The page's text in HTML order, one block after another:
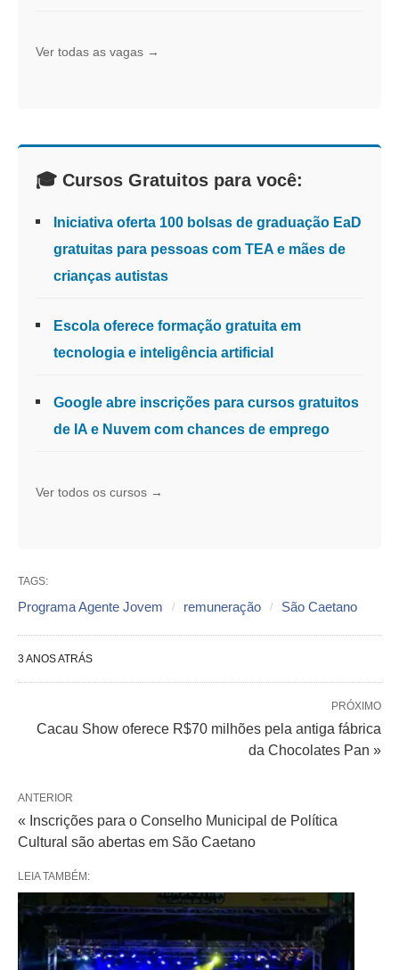
Ver todas as vagas →
🎓 Cursos Gratuitos para você:
Iniciativa oferta 100 bolsas de graduação EaD
gratuitas para pessoas com TEA e mães de
crianças autistas
Escola oferece formação gratuita em
tecnologia e inteligência artificial
Google abre inscrições para cursos gratuitos
de IA e Nuvem com chances de emprego
Ver todos os cursos →
TAGS:
Programa Agente Jovem remuneração São Caetano
3 ANOS ATRÁS
PRÓXIMO
Cacau Show oferece R$70 milhões pela antiga fábrica
da Chocolates Pan »
ANTERIOR
« Inscrições para o Conselho Municipal de Política
Cultural são abertas em São Caetano
LEIA TAMBÉM: